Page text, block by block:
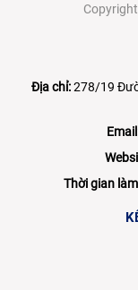
Địa chỉ:278/19
Thời gian